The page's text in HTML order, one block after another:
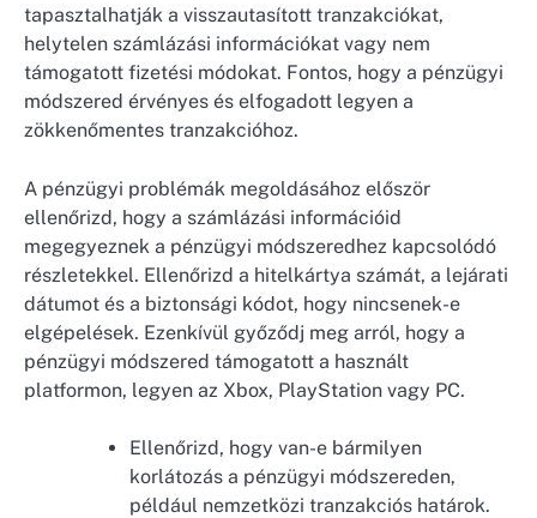
tapasztalhatják a visszautasított tranzakciókat,
helytelen számlázási információkat vagy nem
támogatott fizetési módokat. Fontos, hogy a pénzügyi
módszered érvényes és elfogadott legyen a
zökkenőmentes tranzakcióhoz.
A pénzügyi problémák megoldásához először
ellenőrizd, hogy a számlázási információid
megegyeznek a pénzügyi módszeredhez kapcsolódó
részletekkel. Ellenőrizd a hitelkártya számát, a lejárati
dátumot és a biztonsági kódot, hogy nincsenek-e
elgépelések. Ezenkívül győződj meg arról, hogy a
pénzügyi módszered támogatott a használt
platformon, legyen az Xbox, PlayStation vagy PC.
Ellenőrizd, hogy van-e bármilyen
korlátozás a pénzügyi módszereden,
például nemzetközi tranzakciós határok.